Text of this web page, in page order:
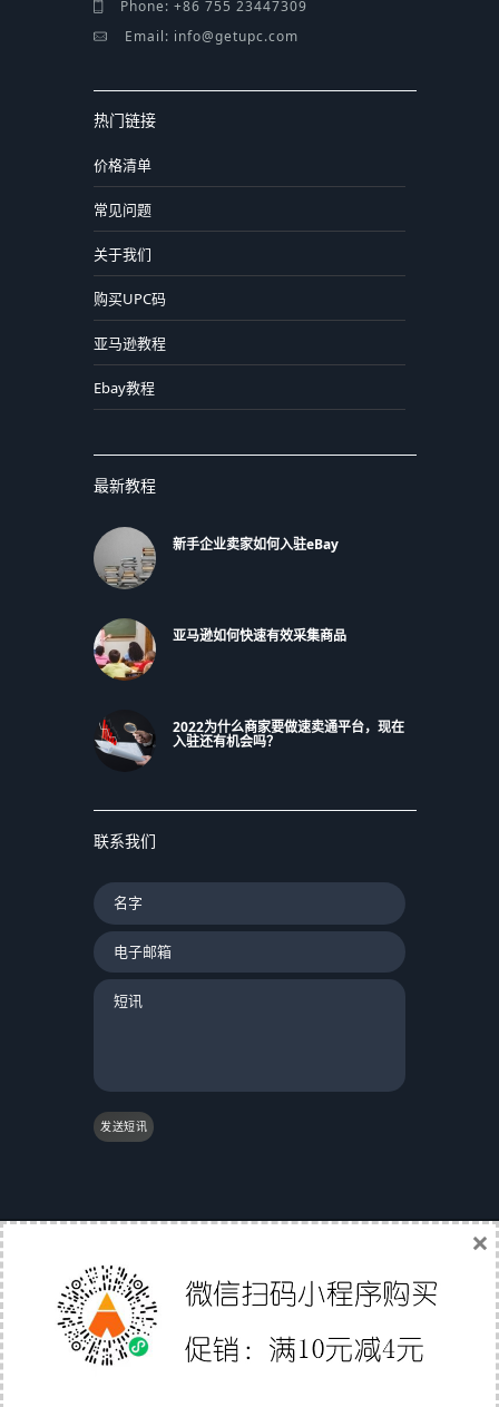
Phone: +86 755 23447309
Email: info@getupc.com
热门链接
价格清单
常见问题
关于我们
购买UPC码
亚马逊教程
Ebay教程
最新教程
新手企业卖家如何入驻eBay
亚马逊如何快速有效采集商品
2022为什么商家要做速卖通平台，现在
入驻还有机会吗？
联系我们
发送短讯
导航|中国家具网
|
Affiliate Directory|外贸直通职
深圳市易派智能科技有限公司
© 2012-2020 版权所有 备
×